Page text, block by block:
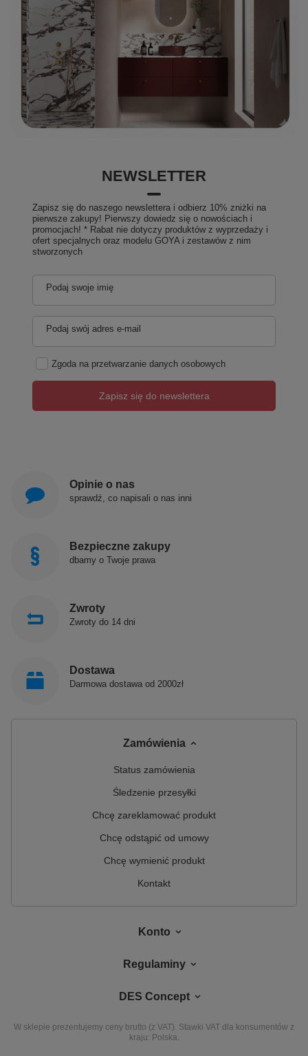
NEWSLETTER
Zapisz się do naszego newslettera i odbierz 10% zniżki na
pierwsze zakupy! Pierwszy dowiedz się o nowościach i
promocjach! * Rabat nie dotyczy produktów z wyprzedaży i
ofert specjalnych oraz modelu GOYA i zestawów z nim
stworzonych
Podaj swoje imię
Podaj swój adres e-mail
Zgoda na przetwarzanie danych osobowych
Zapisz się do newslettera
Opinie o nas
sprawdź, co napisali o nas inni
Bezpieczne zakupy
dbamy o Twoje prawa
Zwroty
Zwroty do 14 dni
Dostawa
Darmowa dostawa od 2000zł
Zamówienia
Status zamówienia
Śledzenie przesyłki
Chcę zareklamować produkt
Chcę odstąpić od umowy
Chcę wymienić produkt
Kontakt
Konto
Regulaminy
DES Concept
W sklepie prezentujemy ceny brutto (z VAT). Stawki VAT dla konsumentów z
kraju: Polska.